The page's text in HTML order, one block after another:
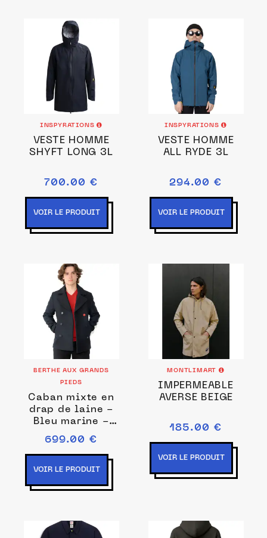
INSPYRATIONS
VESTE HOMME
SHYFT LONG 3L
700.00 €
VOIR LE PRODUIT
INSPYRATIONS
VESTE HOMME
ALL RYDE 3L
294.00 €
VOIR LE PRODUIT
BERTHE AUX GRANDS
PIEDS
Caban mixte en
drap de laine -
Bleu marine -
Made in France -
Berthe Aux
Grands Pieds
699.00 €
VOIR LE PRODUIT
MONTLIMART
IMPERMEABLE
AVERSE BEIGE
185.00 €
VOIR LE PRODUIT